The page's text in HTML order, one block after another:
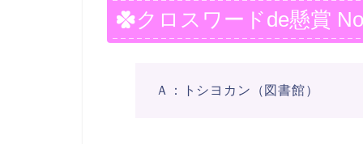
クロスワードde懸賞
Ａ：トシヨカン（図書館）